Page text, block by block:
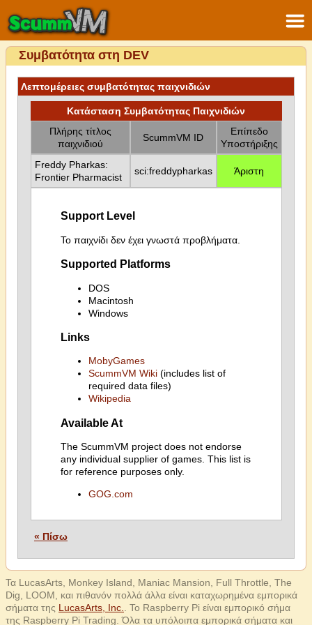
Συμβατότητα στη DEV
Λεπτομέρειες συμβατότητας παιχνιδιών
Κατάσταση Συμβατότητας Παιχνιδιών
Πλήρης τίτλος
παιχνιδιού
ScummVM ID
Επίπεδο
Υποστήριξης
Freddy Pharkas:
Frontier Pharmacist
sci:freddypharkas Άριστη
Support Level
Το παιχνίδι δεν έχει γνωστά προβλήματα.
Supported Platforms
DOS
Macintosh
Windows
Links
MobyGames
ScummVM Wiki(includes list of
required data files)
Wikipedia
Available At
The ScummVM project does not endorse
any individual supplier of games. This list is
for reference purposes only.
GOG.com
« Πίσω
Τα LucasArts, Monkey Island, Maniac Mansion, Full Throttle, The
Dig, LOOM, και πιθανόν πολλά άλλα είναι καταχωρημένα εμπορικά
σήματα της LucasArts, Inc.
. Το Raspberry Pi είναι εμπορικό σήμα
της Raspberry Pi Trading. Όλα τα υπόλοιπα εμπορικά σήματα και